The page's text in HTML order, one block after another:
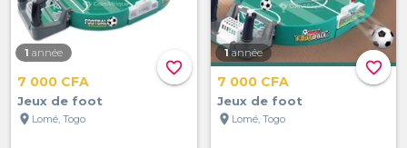
favorite_border
1 année
7 000 CFA
Jeux de foot
location_on Lomé, Togo
favorite_border
1 année
7 000 CFA
Jeux de foot
location_on Lomé, Togo